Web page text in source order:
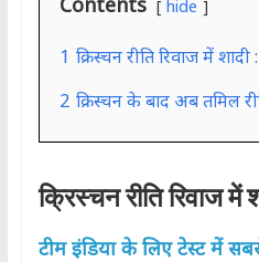
hide
1 क्रिस्चन रीति रिवाज में शादी
2 क्रिस्चन के बाद अब तमिल
क्रिस्चनरीति रिवाज में
टीम इंडिया के लिए टेस्ट में